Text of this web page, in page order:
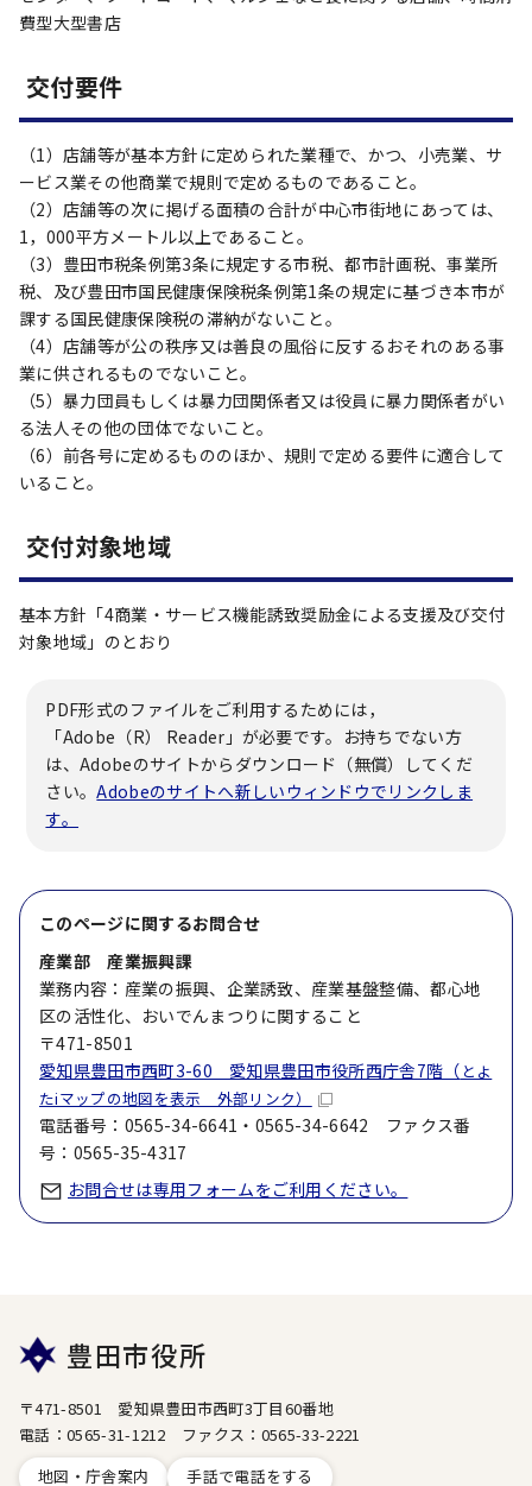
費型大型書店
交付要件
（1）店舗等が基本方針に定められた業種で、かつ、小売業、サ
ービス業その他商業で規則で定めるものであること。
（2）店舗等の次に掲げる面積の合計が中心市街地にあっては、
1，000平方メートル以上であること。
（3）豊田市税条例第3条に規定する市税、都市計画税、事業所
税、及び豊田市国民健康保険税条例第1条の規定に基づき本市が
課する国民健康保険税の滞納がないこと。
（4）店舗等が公の秩序又は善良の風俗に反するおそれのある事
業に供されるものでないこと。
（5）暴力団員もしくは暴力団関係者又は役員に暴力関係者がい
る法人その他の団体でないこと。
（6）前各号に定めるもののほか、規則で定める要件に適合して
いること。
交付対象地域
基本方針「4商業・サービス機能誘致奨励金による支援及び交付
対象地域」のとおり
PDF形式のファイルをご利用するためには，
「Adobe（R） Reader」が必要です。お持ちでない方
は、Adobeのサイトからダウンロード（無償）してくだ
さい。Adobeのサイトへ新しいウィンドウでリンクしま
す。
このページに関するお問合せ
産業部 産業振興課
業務内容：産業の振興、企業誘致、産業基盤整備、都心地
区の活性化、おいでんまつりに関すること
〒471-8501
愛知県豊田市西町3-60 愛知県豊田市役所西庁舎7階（ とよ
たiマップの地図を表示 外部リンク）
電話番号：0565-34-6641・0565-34-6642 ファクス番
号：0565-35-4317
お問合せは専用フォームをご利用ください。
豊田市役所
〒471-8501 愛知県豊田市西町3丁目60番地
電話：0565-31-1212 ファクス：0565-33-2221
地図・庁舎案内
手話で電話をする